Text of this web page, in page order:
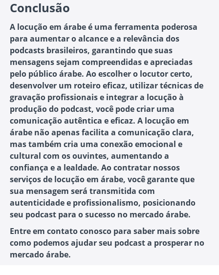
Conclusão
A locução em árabe é uma ferramenta poderosa
para aumentar o alcance e a relevância dos
podcasts brasileiros, garantindo que suas
mensagens sejam compreendidas e apreciadas
pelo público árabe. Ao escolher o locutor certo,
desenvolver um roteiro eficaz, utilizar técnicas de
gravação profissionais e integrar a locução à
produção do podcast, você pode criar uma
comunicação autêntica e eficaz. A locução em
árabe não apenas facilita a comunicação clara,
mas também cria uma conexão emocional e
cultural com os ouvintes, aumentando a
confiança e a lealdade. Ao contratar nossos
serviços de locução em árabe, você garante que
sua mensagem será transmitida com
autenticidade e profissionalismo, posicionando
seu podcast para o sucesso no mercado árabe.
Entre em contato conosco para saber mais sobre
como podemos ajudar seu podcast a prosperar no
mercado árabe.